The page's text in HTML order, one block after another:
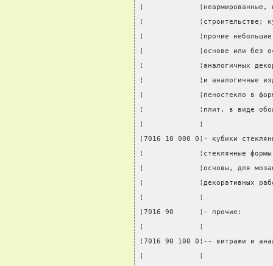
¦
¦             ¦строительстве;
¦             ¦прочие
¦             ¦основе или без
¦             ¦аналогичных
¦             ¦и аналогичные
¦             ¦пеностекло в
¦             ¦плит, в виде
¦             ¦
¦7016 10 000 0¦- кубики
¦             ¦стеклянные
¦             ¦основы, для
¦
¦             ¦
¦7016 90      ¦-
¦             ¦
¦7016 90 100 0¦-- витражи и
¦             ¦